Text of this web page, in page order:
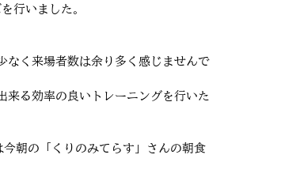
行いました。
なく来場者数は余り多く感じませんで
来る効率の良いトレーニングを行いた
朝の「くりのみてらす」さんの朝食